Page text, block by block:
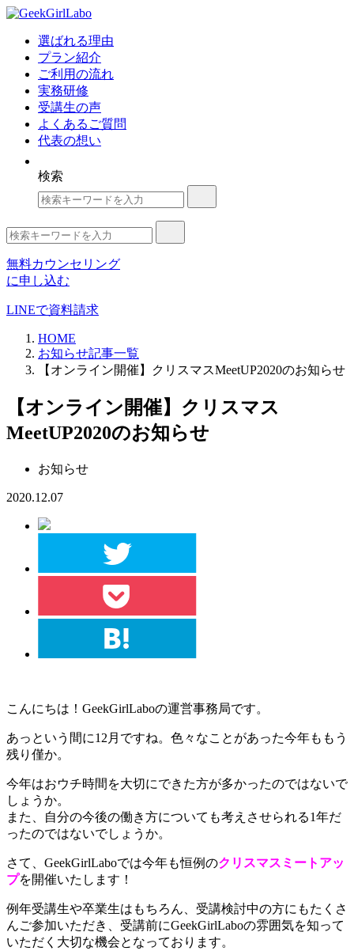
選ばれる理由
プラン紹介
ご利用の流れ
実務研修
受講生の声
よくあるご質問
代表の想い
検索
無料カウンセリング
に申し込む
LINEで資料請求
HOME
お知らせ記事一覧
【オンライン開催】クリスマスMeetUP2020のお知らせ
【オンライン開催】クリスマス
MeetUP2020のお知らせ
お知らせ
2020.12.07
こんにちは！GeekGirlLaboの運営事務局です。
あっという間に12月ですね。色々なことがあった今年ももう
残り僅か。
今年はおウチ時間を大切にできた方が多かったのではないで
しょうか。
また、自分の今後の働き方についても考えさせられる1年だ
ったのではないでしょうか。
さて、GeekGirlLaboでは今年も恒例のクリスマスミートアッ
プを開催いたします！
例年受講生や卒業生はもちろん、受講検討中の方にもたくさ
んご参加いただき、受講前にGeekGirlLaboの雰囲気を知って
いただく大切な機会となっております。